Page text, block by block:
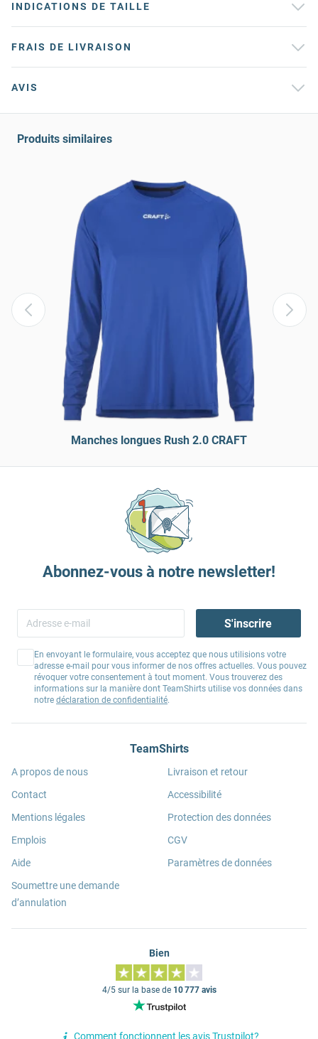
INDICATIONS DE TAILLE
FRAIS DE LIVRAISON
AVIS
Produits similaires
Manches longues Rush 2.0 CRAFT
Abonnez-vous à notre newsletter!
S'inscrire
En envoyant le formulaire, vous acceptez que nous utilisions votre
adresse e-mail pour vous informer de nos offres actuelles. Vous pouvez
révoquer votre consentement à tout moment. Vous trouverez des
informations sur la manière dont TeamShirts utilise vos données dans
notre déclaration de confidentialité.
TeamShirts
A propos de nous
Contact
Mentions légales
Emplois
Aide
Soumettre une demande
d’annulation
Livraison et retour
Accessibilité
Protection des données
CGV
Paramètres de données
Bien
4/5 sur la base de 10 777 avis
Comment fonctionnent les avis Trustpilot?